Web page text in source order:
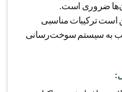
ضروری است.
ترکیبات مناسبی
به سیستم سوخت‌رسانی